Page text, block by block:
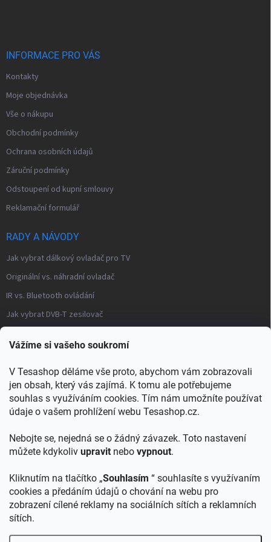
Vážíme si vašeho soukromí
V Tesashop děláme vše proto, abychom vám zobrazovali
jen obsah, který vás zajímá. K tomu ale potřebujeme
souhlas s využíváním cookies. Tím nám umožníte používat
údaje o vašem prohlížení webu Tesashop.cz.
Nebojte se, nejedná se o žádný závazek. Toto nastavení
můžete kdykoliv upravit nebo vypnout.
Kliknutím na tlačítko „Souhlasím “ souhlasíte s využívaním
cookies a předáním údajů o chování na webu pro
zobrazení cílené reklamy na sociálních sítích a reklamních
sítích.
INFORMACE PRO VÁS
Kontakty
Moje objednávka
Vše o nákupu
Obchodní podmínky
Ochrana osobních údajů
Záruční podmínky
Odstoupení od kupní smlouvy
Reklamační formulář
RADY A NÁVODY
Jak vybrat dálkový ovladač pro TV
Originální vs. náhradní ovladač
IR vs. Bluetooth ovládání
Jak vybrat DVB-T zesilovač
Distribuce TV signálu
→ Všechny články a návody
KONTAKT
+421903553805
TESA shop SK